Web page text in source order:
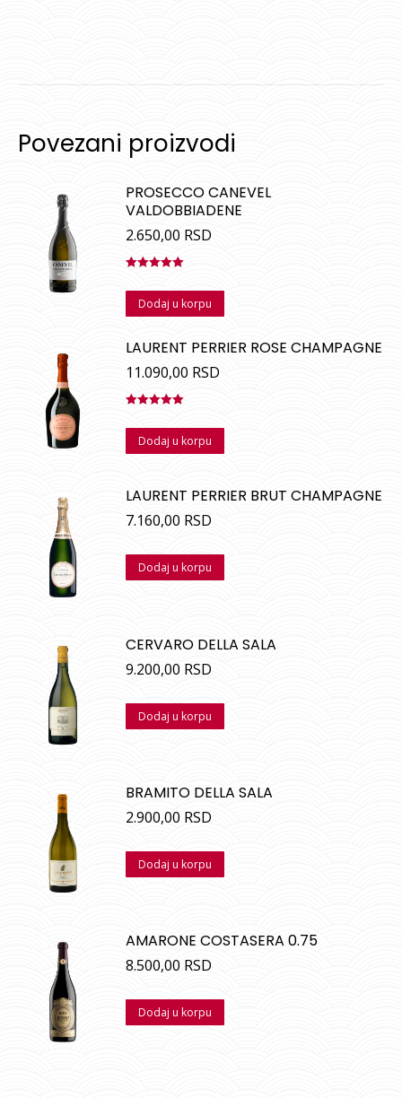
Povezani proizvodi
PROSECCO CANEVEL
VALDOBBIADENE
2.650,00 RSD
sa5.00od
Dodaj u korpu
LAURENT PERRIER ROSE CHAMPAGNE
11.090,00 RSD
sa5.00od
Dodaj u korpu
LAURENT PERRIER BRUT CHAMPAGNE
7.160,00 RSD
Dodaj u korpu
CERVARO DELLA SALA
9.200,00 RSD
Dodaj u korpu
BRAMITO DELLA SALA
2.900,00 RSD
Dodaj u korpu
AMARONE COSTASERA 0.75
8.500,00 RSD
Dodaj u korpu